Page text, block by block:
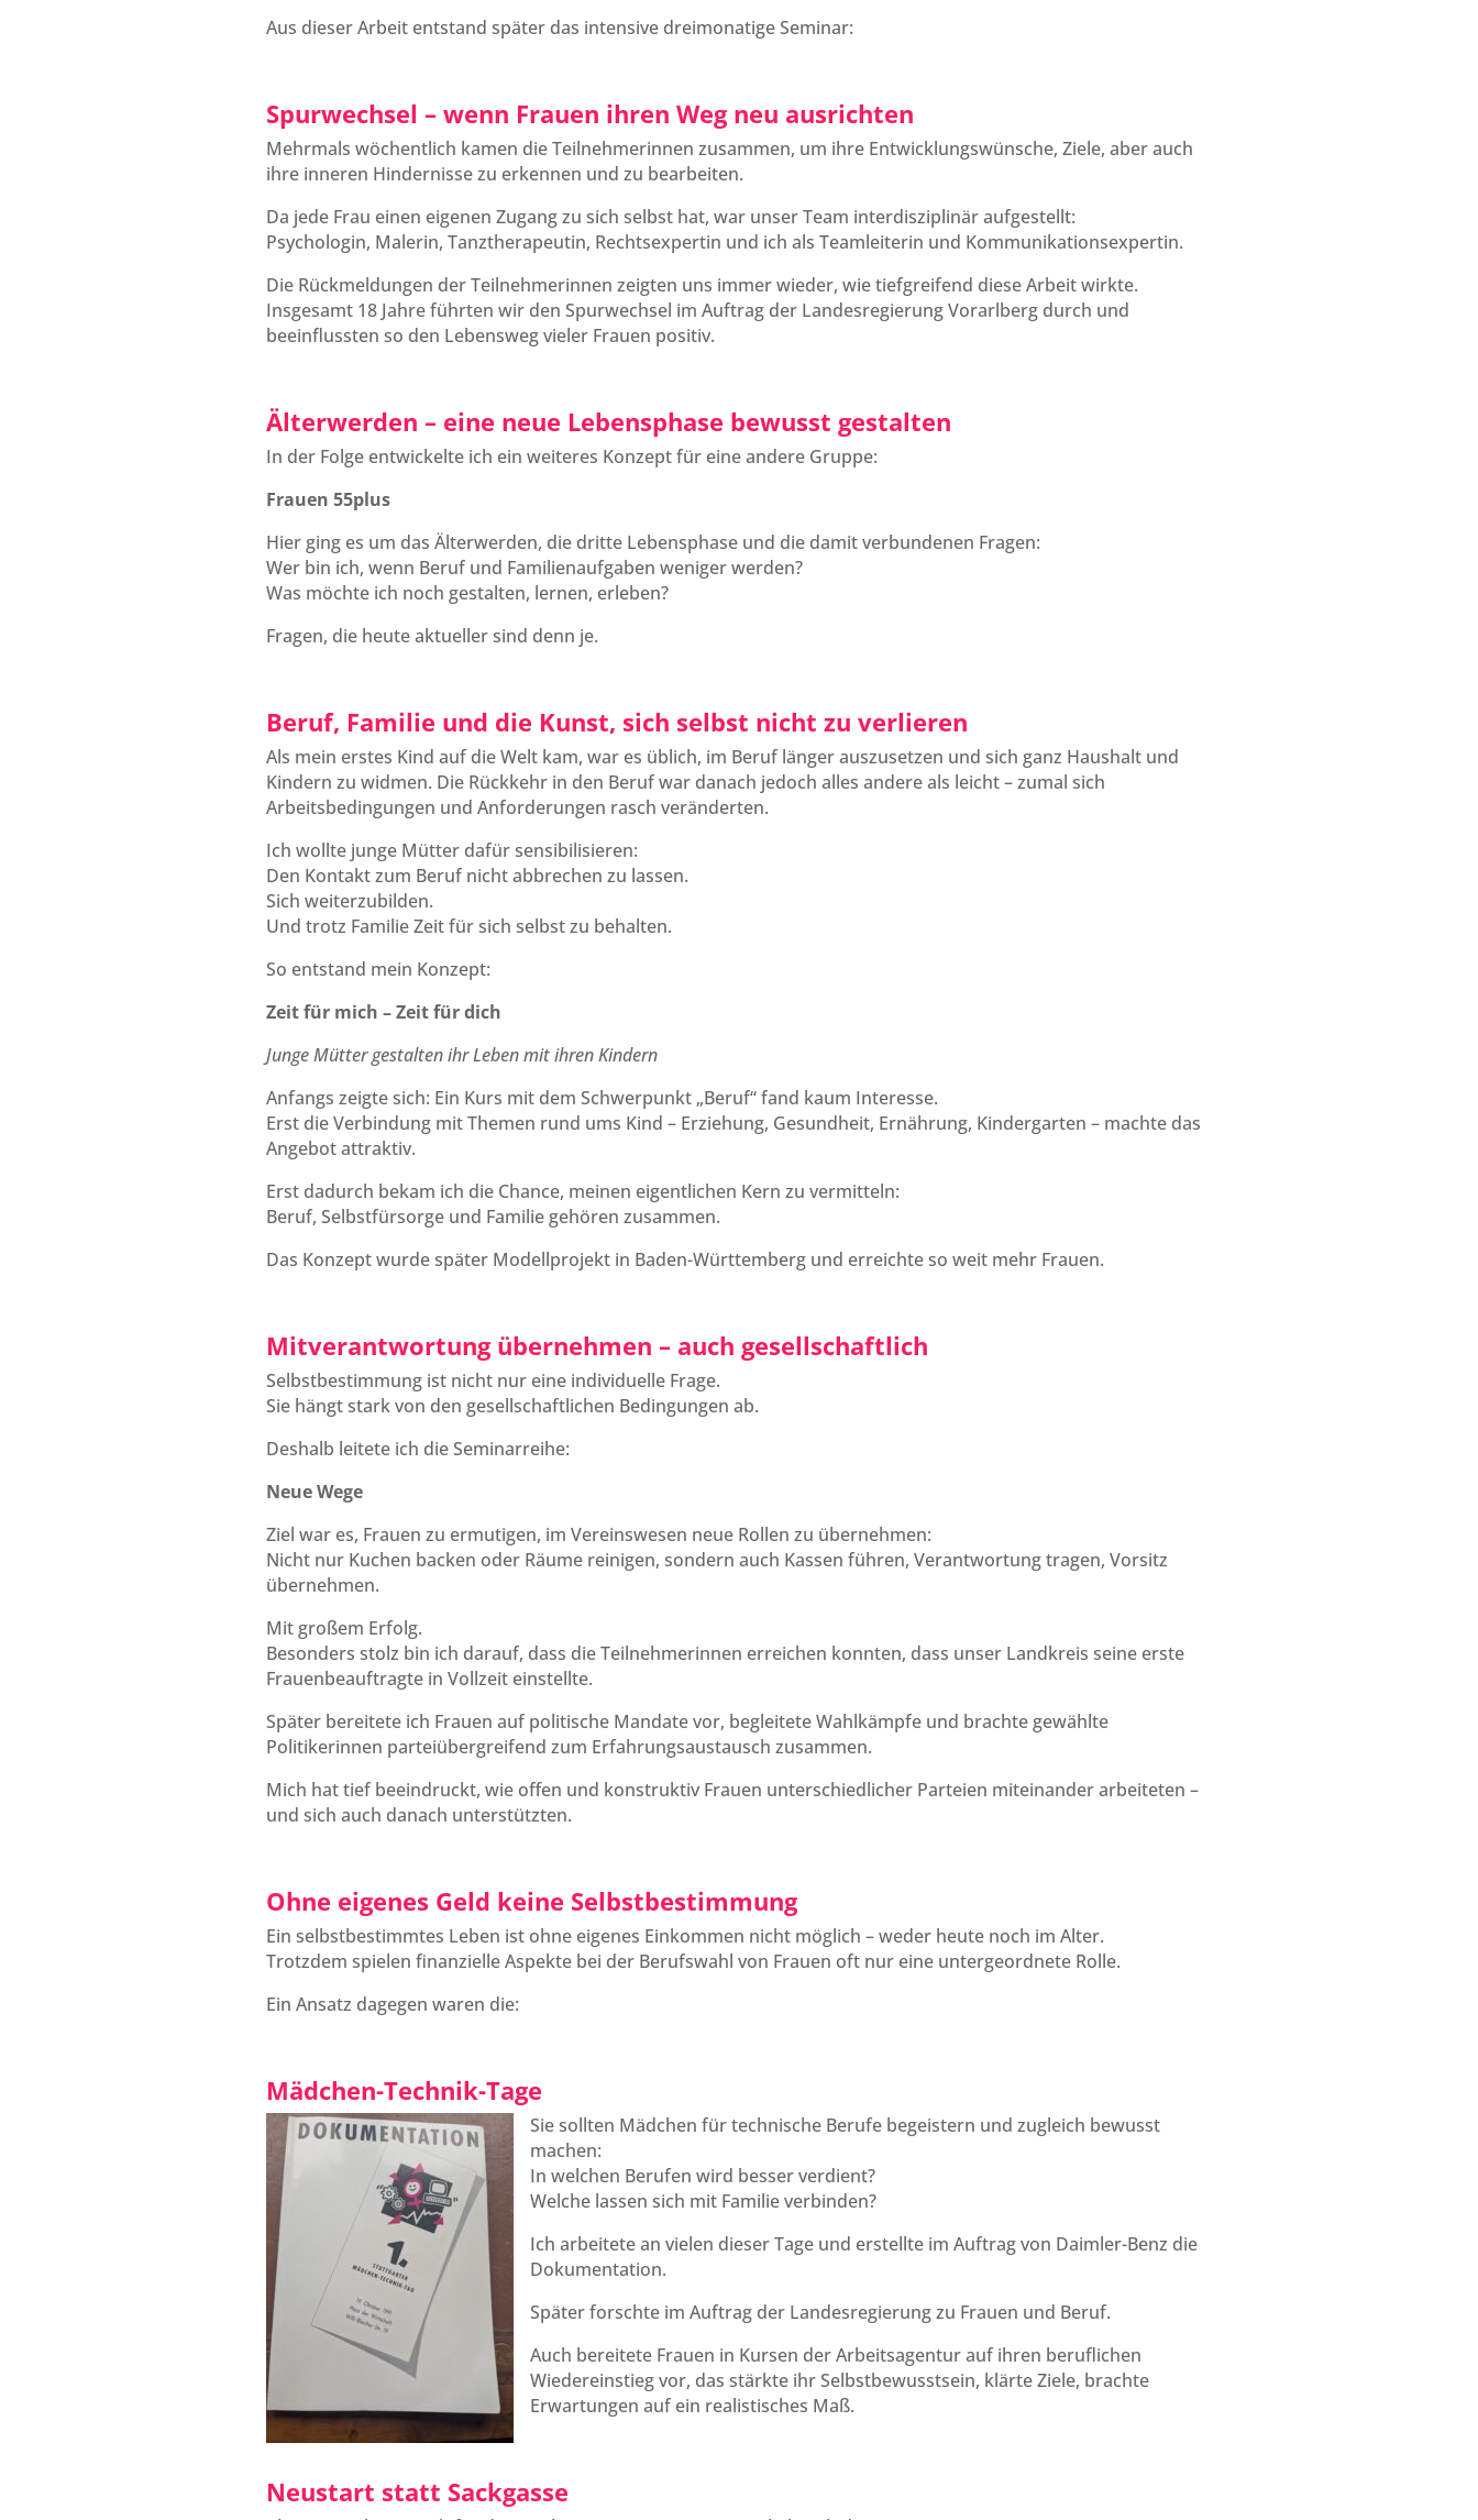
Aus dieser Arbeit entstand später das intensive dreimonatige Seminar:
Spurwechsel – wenn Frauen ihren Weg neu ausrichten
Mehrmals wöchentlich kamen die Teilnehmerinnen zusammen, um ihre Entwicklungswünsche, Ziele, aber auch
ihre inneren Hindernisse zu erkennen und zu bearbeiten.
Da jede Frau einen eigenen Zugang zu sich selbst hat, war unser Team interdisziplinär aufgestellt:
Psychologin, Malerin, Tanztherapeutin, Rechtsexpertin und ich als Teamleiterin und Kommunikationsexpertin.
Die Rückmeldungen der Teilnehmerinnen zeigten uns immer wieder, wie tiefgreifend diese Arbeit wirkte.
Insgesamt 18 Jahre führten wir den Spurwechsel im Auftrag der Landesregierung Vorarlberg durch und
beeinflussten so den Lebensweg vieler Frauen positiv.
Älterwerden – eine neue Lebensphase bewusst gestalten
In der Folge entwickelte ich ein weiteres Konzept für eine andere Gruppe:
Frauen 55plus
Hier ging es um das Älterwerden, die dritte Lebensphase und die damit verbundenen Fragen:
Wer bin ich, wenn Beruf und Familienaufgaben weniger werden?
Was möchte ich noch gestalten, lernen, erleben?
Fragen, die heute aktueller sind denn je.
Beruf, Familie und die Kunst, sich selbst nicht zu verlieren
Als mein erstes Kind auf die Welt kam, war es üblich, im Beruf länger auszusetzen und sich ganz Haushalt und
Kindern zu widmen. Die Rückkehr in den Beruf war danach jedoch alles andere als leicht – zumal sich
Arbeitsbedingungen und Anforderungen rasch veränderten.
Ich wollte junge Mütter dafür sensibilisieren:
Den Kontakt zum Beruf nicht abbrechen zu lassen.
Sich weiterzubilden.
Und trotz Familie Zeit für sich selbst zu behalten.
So entstand mein Konzept:
Zeit für mich – Zeit für dich
Junge Mütter gestalten ihr Leben mit ihren Kindern
Anfangs zeigte sich: Ein Kurs mit dem Schwerpunkt „Beruf“ fand kaum Interesse.
Erst die Verbindung mit Themen rund ums Kind – Erziehung, Gesundheit, Ernährung, Kindergarten – machte das
Angebot attraktiv.
Erst dadurch bekam ich die Chance, meinen eigentlichen Kern zu vermitteln:
Beruf, Selbstfürsorge und Familie gehören zusammen.
Das Konzept wurde später Modellprojekt in Baden-Württemberg und erreichte so weit mehr Frauen.
Mitverantwortung übernehmen – auch gesellschaftlich
Selbstbestimmung ist nicht nur eine individuelle Frage.
Sie hängt stark von den gesellschaftlichen Bedingungen ab.
Deshalb leitete ich die Seminarreihe:
Neue Wege
Ziel war es, Frauen zu ermutigen, im Vereinswesen neue Rollen zu übernehmen:
Nicht nur Kuchen backen oder Räume reinigen, sondern auch Kassen führen, Verantwortung tragen, Vorsitz
übernehmen.
Mit großem Erfolg.
Besonders stolz bin ich darauf, dass die Teilnehmerinnen erreichen konnten, dass unser Landkreis seine erste
Frauenbeauftragte in Vollzeit einstellte.
Später bereitete ich Frauen auf politische Mandate vor, begleitete Wahlkämpfe und brachte gewählte
Politikerinnen parteiübergreifend zum Erfahrungsaustausch zusammen.
Mich hat tief beeindruckt, wie offen und konstruktiv Frauen unterschiedlicher Parteien miteinander arbeiteten –
und sich auch danach unterstützten.
Ohne eigenes Geld keine Selbstbestimmung
Ein selbstbestimmtes Leben ist ohne eigenes Einkommen nicht möglich – weder heute noch im Alter.
Trotzdem spielen finanzielle Aspekte bei der Berufswahl von Frauen oft nur eine untergeordnete Rolle.
Ein Ansatz dagegen waren die:
Mädchen-Technik-Tage
Sie sollten Mädchen für technische Berufe begeistern und zugleich bewusst
machen:
In welchen Berufen wird besser verdient?
Welche lassen sich mit Familie verbinden?
Ich arbeitete an vielen dieser Tage und erstellte im Auftrag von Daimler-Benz die
Dokumentation.
Später forschte im Auftrag der Landesregierung zu Frauen und Beruf.
Auch bereitete Frauen in Kursen der Arbeitsagentur auf ihren beruflichen
Wiedereinstieg vor, das stärkte ihr Selbstbewusstsein, klärte Ziele, brachte
Erwartungen auf ein realistisches Maß.
Neustart statt Sackgasse